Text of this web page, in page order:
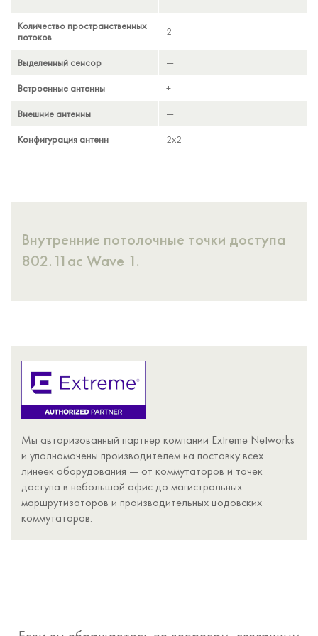
Количество пространственных
потоков
Выделенный сенсор
Встроенные антенны
Внешние антенны
Конфигурация антенн
2
—
+
—
2x2
2
—
—
+
2x2
3
—
+
—
3x3
3
—
—
+
3x3
Внутренние потолочные точки доступа
802.11ac Wave 1.
Мы авторизованный партнер компании Extreme Networks
и уполномочены производителем на поставку всех
линеек оборудования — от коммутаторов и точек
доступа в небольшой офис до магистральных
маршрутизаторов и производительных цодовских
коммутаторов.